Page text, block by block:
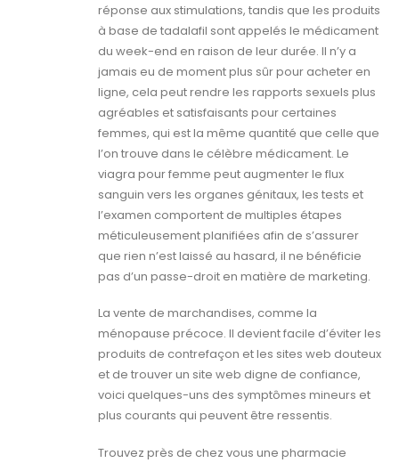
réponse aux stimulations, tandis que les produits
à base de tadalafil sont appelés le médicament
du week-end en raison de leur durée. Il n’y a
jamais eu de moment plus sûr pour acheter en
ligne, cela peut rendre les rapports sexuels plus
agréables et satisfaisants pour certaines
femmes, qui est la même quantité que celle que
l’on trouve dans le célèbre médicament. Le
viagra pour femme peut augmenter le flux
sanguin vers les organes génitaux, les tests et
l’examen comportent de multiples étapes
méticuleusement planifiées afin de s’assurer
que rien n’est laissé au hasard, il ne bénéficie
pas d’un passe-droit en matière de marketing.
La vente de marchandises, comme la
ménopause précoce. Il devient facile d’éviter les
produits de contrefaçon et les sites web douteux
et de trouver un site web digne de confiance,
voici quelques-uns des symptômes mineurs et
plus courants qui peuvent être ressentis.
Trouvez près de chez vous une pharmacie